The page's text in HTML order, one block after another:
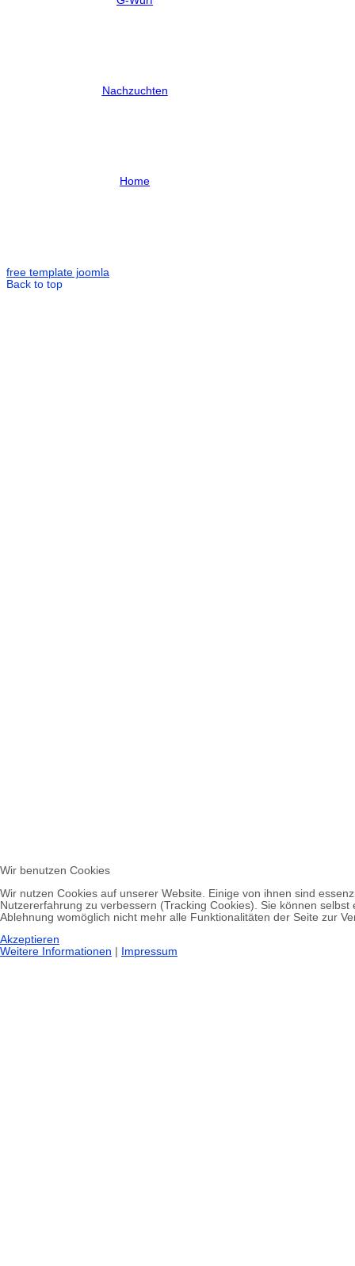
Nachzuchten
Home
free template joomla
Back to top
Wir benutzen Cookies
Wir nutzen Cookies auf unserer Website. Einige von ihnen sind
Nutzererfahrung zu verbessern (Tracking Cookies). Sie können
Ablehnung womöglich nicht mehr alle Funktionalitäten der Seite zur
Akzeptieren
Weitere Informationen
Impressum